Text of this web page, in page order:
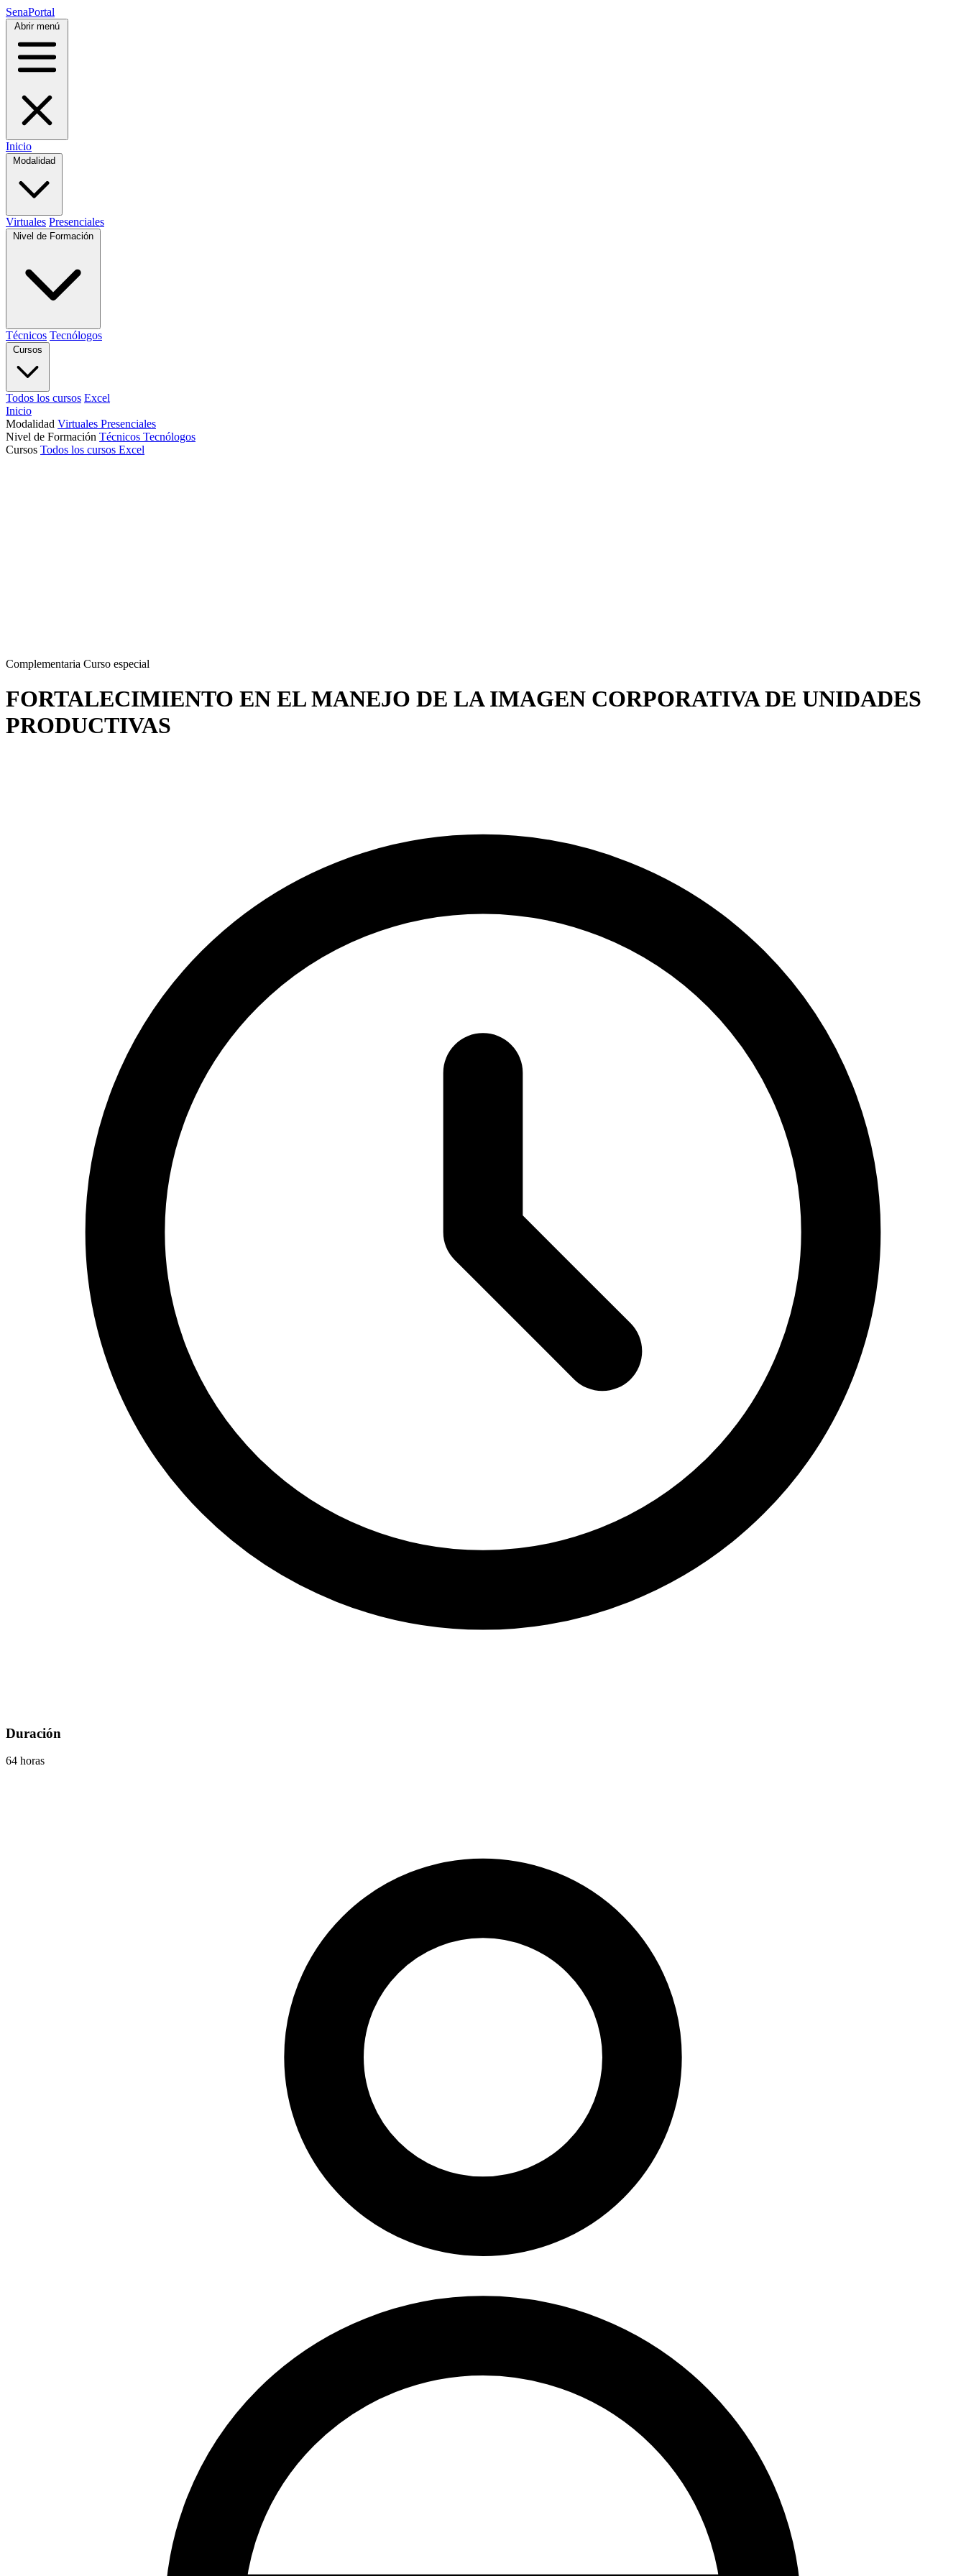
SenaPortal
Abrir menú
Inicio
Virtuales Presenciales
Técnicos Tecnólogos
Todos los cursos Excel
Inicio
Modalidad Virtuales Presenciales
Nivel de Formación Técnicos Tecnólogos
Cursos Todos los cursos Excel
Complementaria Curso especial
FORTALECIMIENTO EN EL MANEJO DE LA IMAGEN CORPORATIVA DE UNIDADES
PRODUCTIVAS
Duración
64 horas